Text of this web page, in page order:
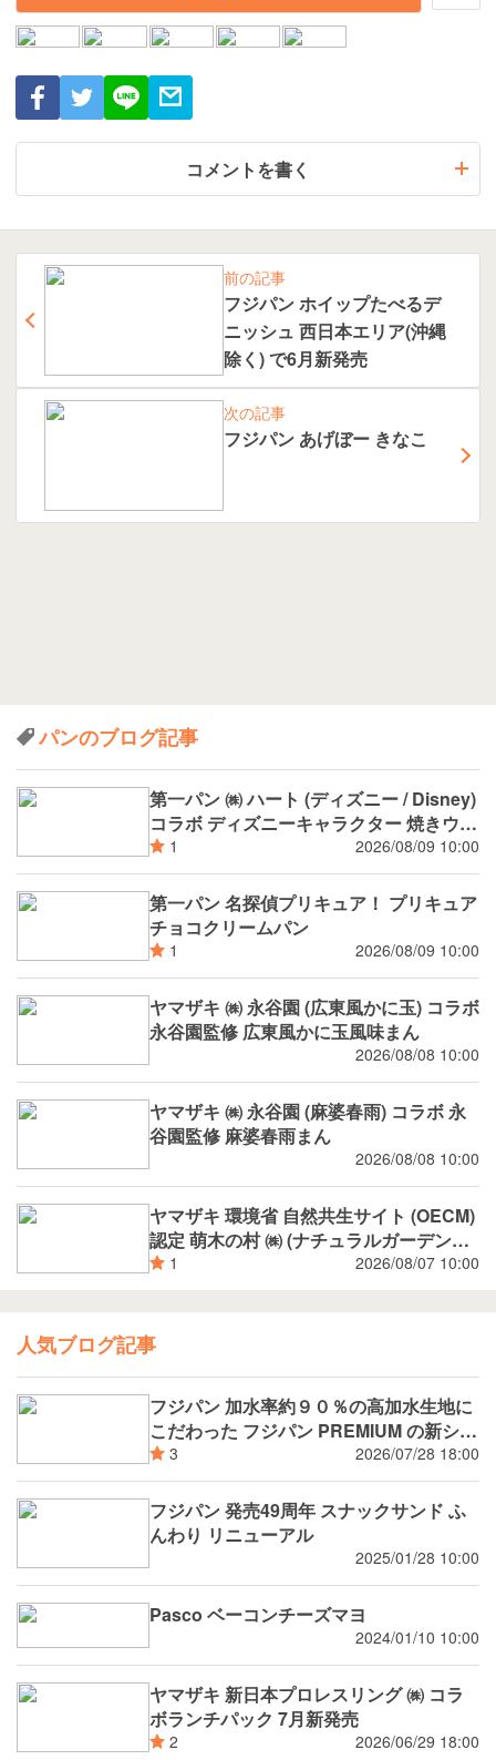
コメントを書く
前の記事
フジパン ホイップたべるデ
ニッシュ 西日本エリア(沖縄
除く) で6月新発売
次の記事
フジパン あげぼー きなこ
パンのブログ記事
第一パン ㈱ ハート (ディズニー / Disney)
コラボ ディズニーキャラクター 焼きウイ
ンナーカレーパン
1 2026/08/09 10:00
第一パン 名探偵プリキュア！ プリキュア
チョコクリームパン
1 2026/08/09 10:00
ヤマザキ ㈱ 永谷園 (広東風かに玉) コラボ
永谷園監修 広東風かに玉風味まん
2026/08/08 10:00
ヤマザキ ㈱ 永谷園 (麻婆春雨) コラボ 永
谷園監修 麻婆春雨まん
2026/08/08 10:00
ヤマザキ 環境省 自然共生サイト (OECM)
認定 萌木の村 ㈱ (ナチュラルガーデンズ
MOEGI) コラボ ランチパック シャインマ
スカットジャム と 白桃ジャム
1 2026/08/07 10:00
人気ブログ記事
フジパン 加水率約９０％の高加水生地に
こだわった フジパン PREMIUM の新シリ
ーズ 潤rich（うるおいりっち）うるおい
サンド ブルーベリー 8月新発売
3 2026/07/28 18:00
フジパン 発売49周年 スナックサンド ふ
んわり リニューアル
2025/01/28 10:00
Pasco ベーコンチーズマヨ
2024/01/10 10:00
ヤマザキ 新日本プロレスリング ㈱ コラ
ボランチパック 7月新発売
2 2026/06/29 18:00